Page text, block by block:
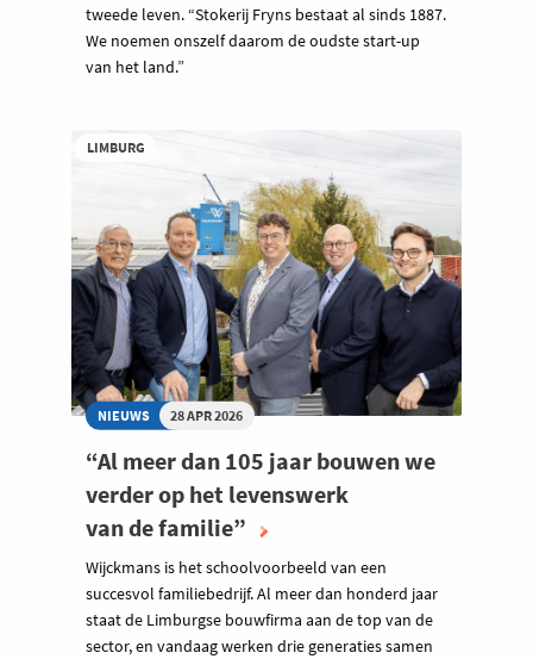
tweede leven. “Stokerij Fryns bestaat al sinds 1887.
We noemen onszelf daarom de oudste start-up
van het land.”
LIMBURG
NIEUWS 28 APR 2026
“Al meer dan 105 jaar bouwen we
verder op het levenswerk
van de familie”
Wijckmans is het schoolvoorbeeld van een
succesvol familiebedrijf. Al meer dan honderd jaar
staat de Limburgse bouwfirma aan de top van de
sector, en vandaag werken drie generaties samen